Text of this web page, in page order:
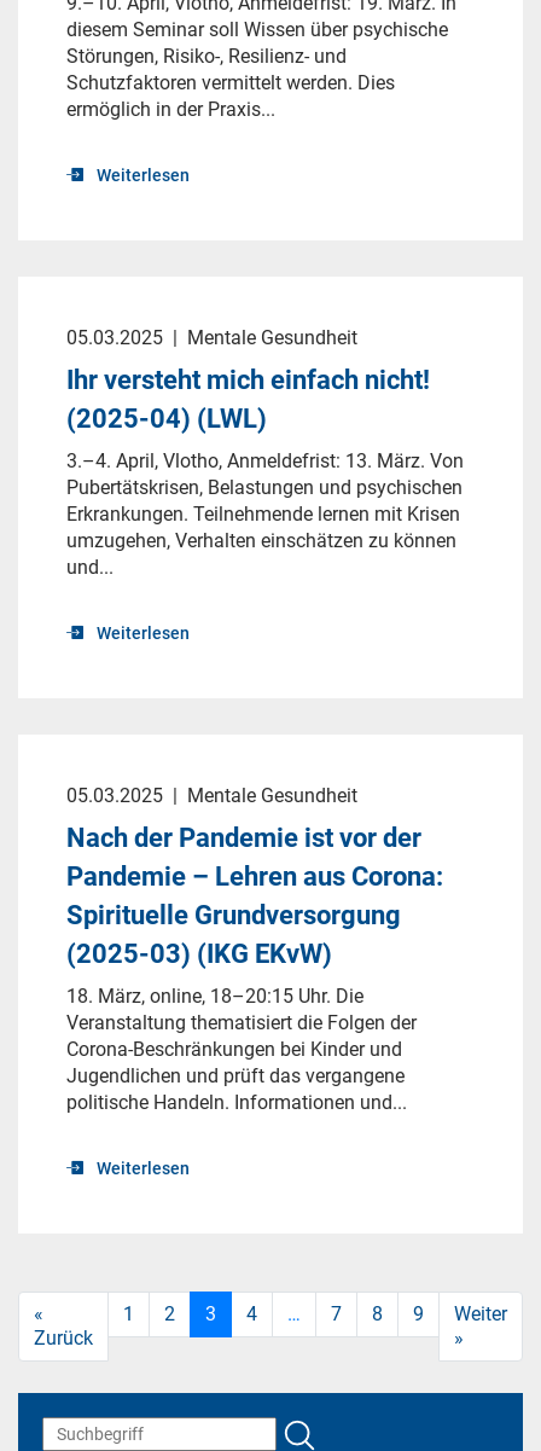
diesem Seminar soll Wissen über psychische
Störungen, Risiko-, Resilienz- und
Schutzfaktoren vermittelt werden. Dies
ermöglich in der Praxis...
Weiterlesen
05.03.2025 | Mentale Gesundheit
Ihr versteht mich einfach nicht!
(2025-04) (LWL)
3.–4. April, Vlotho, Anmeldefrist: 13. März. Von
Pubertätskrisen, Belastungen und psychischen
Erkrankungen. Teilnehmende lernen mit Krisen
umzugehen, Verhalten einschätzen zu können
und...
Weiterlesen
05.03.2025 | Mentale Gesundheit
Nach der Pandemie ist vor der
Pandemie – Lehren aus Corona:
Spirituelle Grundversorgung
(2025-03) (IKG EKvW)
18. März, online, 18–20:15 Uhr. Die
Veranstaltung thematisiert die Folgen der
Corona-Beschränkungen bei Kinder und
Jugendlichen und prüft das vergangene
politische Handeln. Informationen und...
Weiterlesen
«
Zurück
1 2 3 4 … 7 8 9
Weiter
»